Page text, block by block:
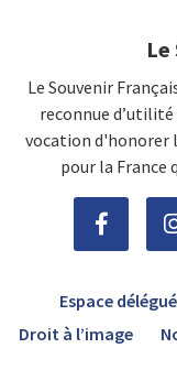
Le
Le Souvenir
reconnue
vocation d'honorer
pour la France
Espace
Droit à l’image